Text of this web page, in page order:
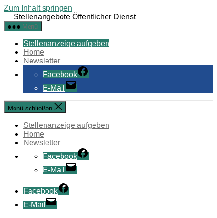
Zum Inhalt springen
Stellenangebote Öffentlicher Dienst
Menü
Stellenanzeige aufgeben
Home
Newsletter
Facebook
E-Mail
Menü schließen
Stellenanzeige aufgeben
Home
Newsletter
Facebook
E-Mail
Facebook
E-Mail